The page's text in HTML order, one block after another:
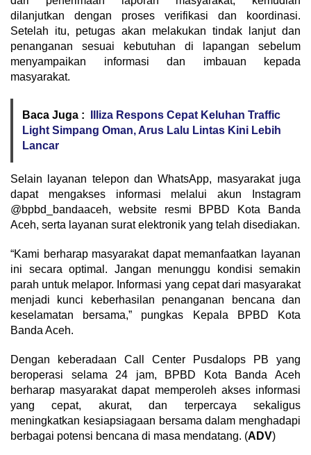
dilanjutkan dengan proses verifikasi dan koordinasi.
Setelah itu, petugas akan melakukan tindak lanjut dan
penanganan sesuai kebutuhan di lapangan sebelum
menyampaikan informasi dan imbauan kepada
masyarakat.
Baca Juga :
Illiza Respons Cepat Keluhan Traffic
Light Simpang Oman, Arus Lalu Lintas Kini Lebih
Lancar
Selain layanan telepon dan WhatsApp, masyarakat juga
dapat mengakses informasi melalui akun Instagram
@bpbd_bandaaceh, website resmi BPBD Kota Banda
Aceh, serta layanan surat elektronik yang telah disediakan.
“Kami berharap masyarakat dapat memanfaatkan layanan
ini secara optimal. Jangan menunggu kondisi semakin
parah untuk melapor. Informasi yang cepat dari masyarakat
menjadi kunci keberhasilan penanganan bencana dan
keselamatan bersama,” pungkas Kepala BPBD Kota
Banda Aceh.
Dengan keberadaan Call Center Pusdalops PB yang
beroperasi selama 24 jam, BPBD Kota Banda Aceh
berharap masyarakat dapat memperoleh akses informasi
yang cepat, akurat, dan terpercaya sekaligus
meningkatkan kesiapsiagaan bersama dalam menghadapi
berbagai potensi bencana di masa mendatang. (ADV)